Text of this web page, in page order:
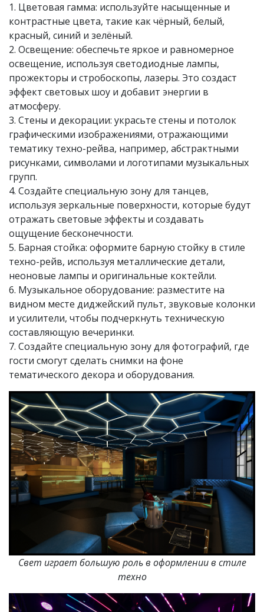
1. Цветовая гамма: используйте насыщенные и
контрастные цвета, такие как чёрный, белый,
красный, синий и зелёный.
2. Освещение: обеспечьте яркое и равномерное
освещение, используя светодиодные лампы,
прожекторы и стробоскопы, лазеры. Это создаст
эффект световых шоу и добавит энергии в
атмосферу.
3. Стены и декорации: украсьте стены и потолок
графическими изображениями, отражающими
тематику техно-рейва, например, абстрактными
рисунками, символами и логотипами музыкальных
групп.
4. Создайте специальную зону для танцев,
используя зеркальные поверхности, которые будут
отражать световые эффекты и создавать
ощущение бесконечности.
5. Барная стойка: оформите барную стойку в стиле
техно-рейв, используя металлические детали,
неоновые лампы и оригинальные коктейли.
6. Музыкальное оборудование: разместите на
видном месте диджейский пульт, звуковые колонки
и усилители, чтобы подчеркнуть техническую
составляющую вечеринки.
7. Создайте специальную зону для фотографий, где
гости смогут сделать снимки на фоне
тематического декора и оборудования.
Свет играет большую роль в оформлении в стиле
техно